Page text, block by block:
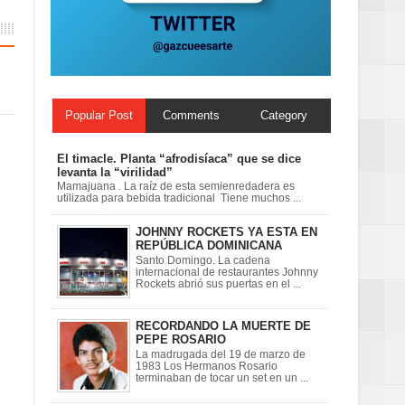
Popular Post Comments Category
El timacle. Planta “afrodisíaca” que se dice
levanta la “virilidad”
Mamajuana . La raíz de esta semienredadera es
utilizada para bebida tradicional Tiene muchos ...
JOHNNY ROCKETS YA ESTA EN
REPÚBLICA DOMINICANA
Santo Domingo. La cadena
internacional de restaurantes Johnny
Rockets abrió sus puertas en el ...
RECORDANDO LA MUERTE DE
PEPE ROSARIO
La madrugada del 19 de marzo de
1983 Los Hermanos Rosario
terminaban de tocar un set en un ...